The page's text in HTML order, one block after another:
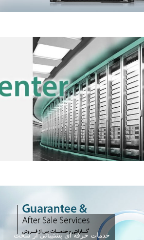
خدمات حرفه ای پشتیبانی از سخت